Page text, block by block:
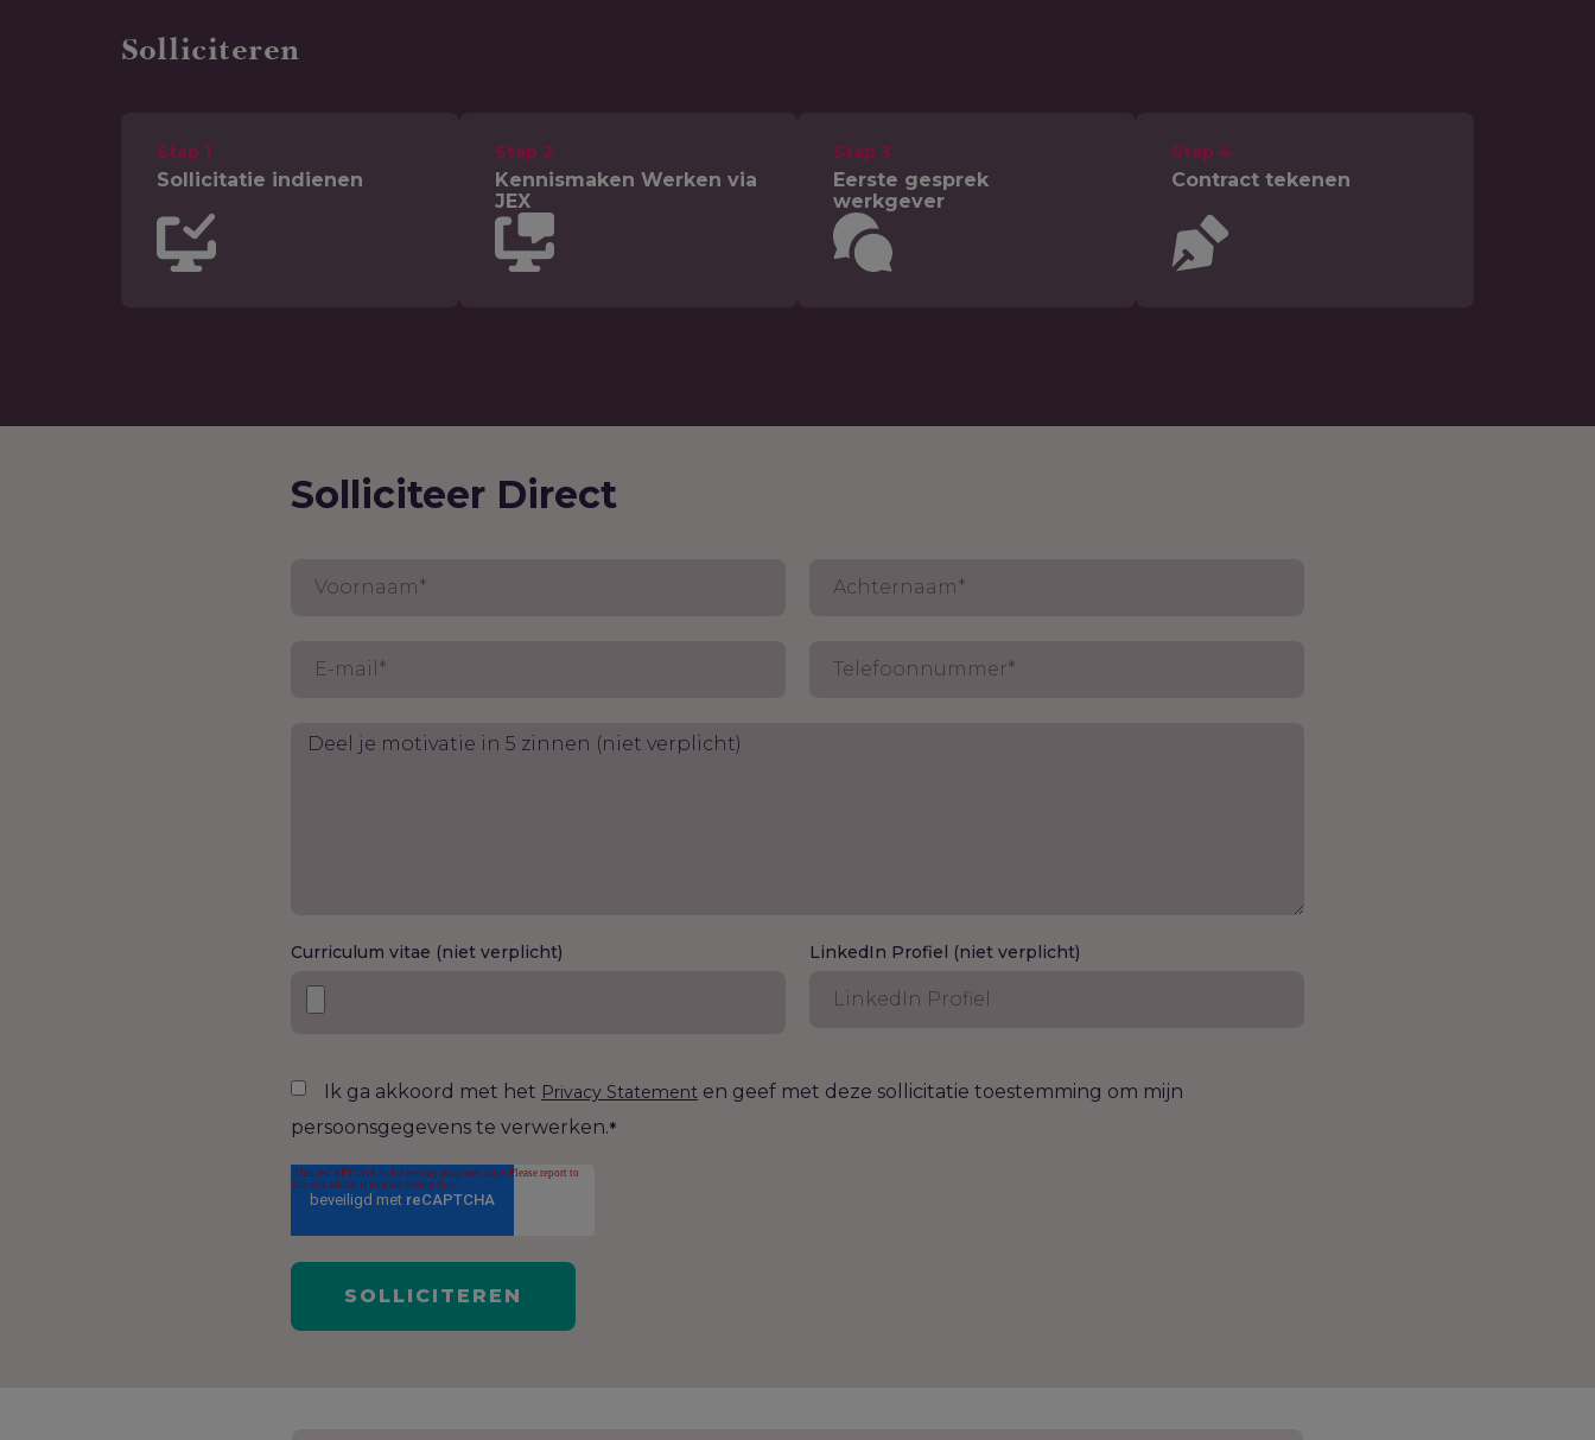
Solliciteren
Stap 1
Sollicitatie indienen
Stap 2
Kennismaken Werken via
JEX
Stap 3
Eerste gesprek
werkgever
Stap 4
Contract tekenen
Solliciteer Direct
Curriculum vitae (niet verplicht) LinkedIn Profiel (niet verplicht)
Ik ga akkoord met het Privacy Statement en geef met deze sollicitatie toestemming om mijn
persoonsgegevens te verwerken.*